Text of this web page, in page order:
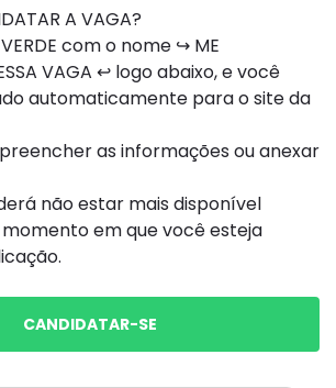
A VAGA?
com o nome ↪ ME
VAGA ↩ logo abaixo, e você
automaticamente para o site da
as informações ou anexar
não estar mais disponível
em que você esteja
CANDIDATAR-SE